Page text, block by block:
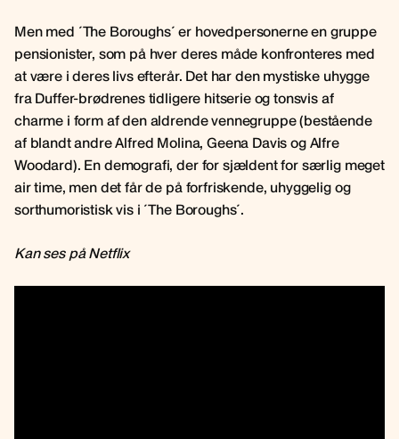
Men med ´The Boroughs´ er hovedpersonerne en gruppe
pensionister, som på hver deres måde konfronteres med
at være i deres livs efterår. Det har den mystiske uhygge
fra Duffer-brødrenes tidligere hitserie og tonsvis af
charme i form af den aldrende vennegruppe (bestående
af blandt andre Alfred Molina, Geena Davis og Alfre
Woodard). En demografi, der for sjældent for særlig meget
air time, men det får de på forfriskende, uhyggelig og
sorthumoristisk vis i ´The Boroughs´.
Kan ses på Netflix